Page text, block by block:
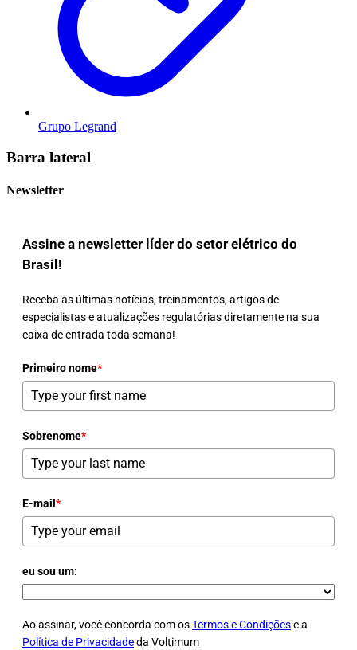
Grupo Legrand
Barra lateral
Newsletter
Assine a newsletter líder do setor elétrico do
Brasil!
Receba as últimas notícias, treinamentos, artigos de
especialistas e atualizações regulatórias diretamente na sua
caixa de entrada toda semana!
Primeiro nome*
Sobrenome*
E-mail *
eu sou um:
Ao assinar, você concorda com osTermos e Condiçõese a
Política de Privacidadeda Voltimum